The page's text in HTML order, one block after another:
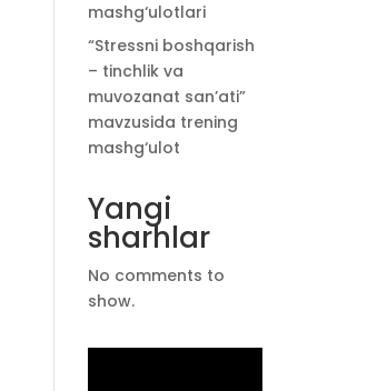
mashg‘ulotlari
“Stressni boshqarish
– tinchlik va
muvozanat san’ati”
mavzusida trening
mashg‘ulot
Yangi
sharhlar
No comments to
show.